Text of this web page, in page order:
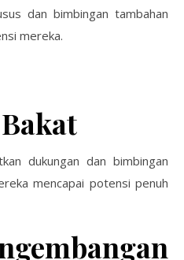
dan bimbingan tambahan
mereka.
dukungan dan bimbingan
mencapai potensi penuh